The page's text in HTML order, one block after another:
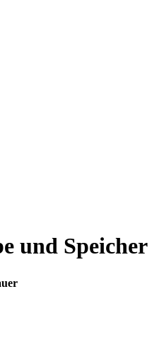
und Speicher